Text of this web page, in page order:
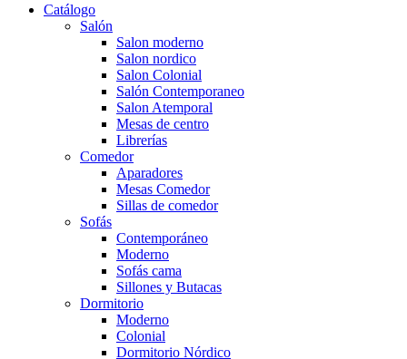
Catálogo
Salón
Salon moderno
Salon nordico
Salon Colonial
Salón Contemporaneo
Salon Atemporal
Mesas de centro
Librerías
Comedor
Aparadores
Mesas Comedor
Sillas de comedor
Sofás
Contemporáneo
Moderno
Sofás cama
Sillones y Butacas
Dormitorio
Moderno
Colonial
Dormitorio Nórdico